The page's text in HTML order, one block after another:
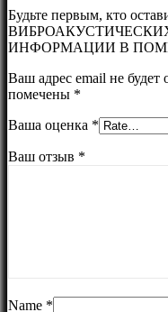
Будьте первым, кто
ИНФОРМАЦИИ В
Ваш адрес email не будет
помечены *
Ваша оценка *
Ваш отзыв *
Name *